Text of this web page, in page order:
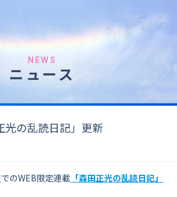
NEWS
ニュース
光の乱読日記」更新
でのWEB限定連載 「森田正光の乱読日記」